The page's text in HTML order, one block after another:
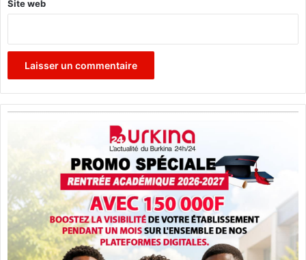
Site web